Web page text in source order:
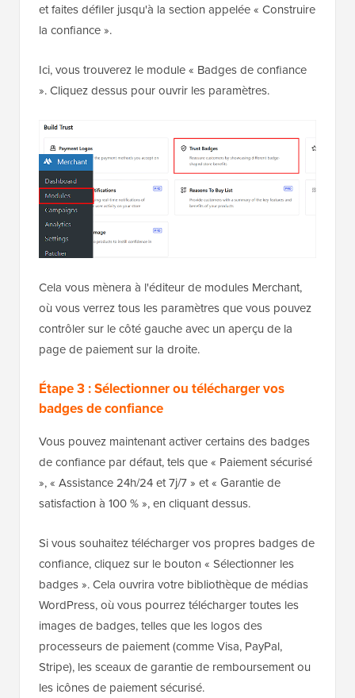
et faites défiler jusqu'à la section appelée « Construire
la confiance ».
Ici, vous trouverez le module « Badges de confiance
». Cliquez dessus pour ouvrir les paramètres.
Cela vous mènera à l'éditeur de modules Merchant,
où vous verrez tous les paramètres que vous pouvez
contrôler sur le côté gauche avec un aperçu de la
page de paiement sur la droite.
Étape 3 : Sélectionner ou télécharger vos
badges de confiance
Vous pouvez maintenant activer certains des badges
de confiance par défaut, tels que « Paiement sécurisé
», « Assistance 24h/24 et 7j/7 » et « Garantie de
satisfaction à 100 % », en cliquant dessus.
Si vous souhaitez télécharger vos propres badges de
confiance, cliquez sur le bouton « Sélectionner les
badges ». Cela ouvrira votre bibliothèque de médias
WordPress, où vous pourrez télécharger toutes les
images de badges, telles que les logos des
processeurs de paiement (comme Visa, PayPal,
Stripe), les sceaux de garantie de remboursement ou
les icônes de paiement sécurisé.